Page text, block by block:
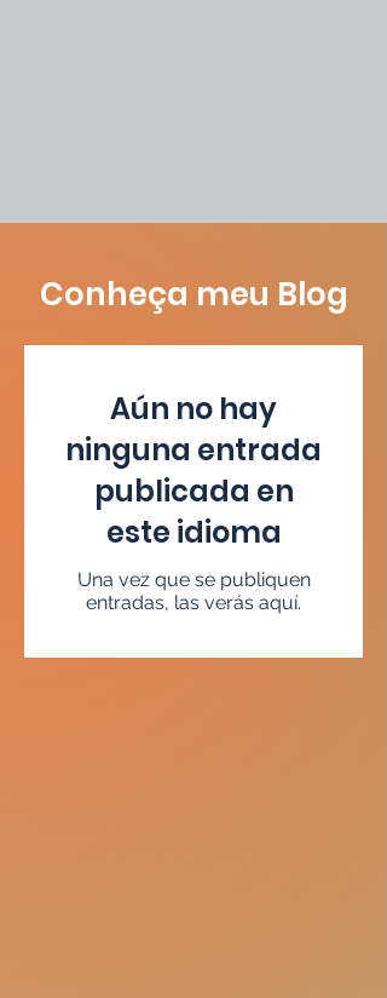
Conheça meu Blog
Aún no hay
ninguna entrada
publicada en
este idioma
Una vez que se publiquen
entradas, las verás aquí.